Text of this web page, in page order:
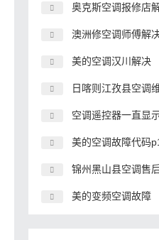
奥克斯空调报修店
澳洲修空调师傅解
美的空调汉川解决
日喀则江孜县空调维修24小时
空调遥控器一直显示
美的空调故障代码
锦州黑山县空调售后24小时
美的变频空调故障